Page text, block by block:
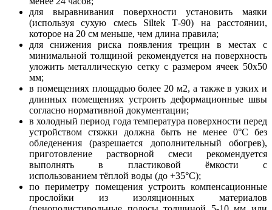
для выравнивания поверхности установить маяки
(используя сухую смесь Siltek Т-90) на расстоянии,
которое на 20 см меньше, чем длина правила;
для снижения риска появления трещин в местах с
минимальной толщиной рекомендуется на поверхность
уложить металлическую сетку с размером ячеек 50х50
мм;
в помещениях площадью более 20 м2, а также в узких и
длинных помещениях устроить деформационные швы
согласно нормативной документации;
в холодный период года температура поверхности перед
устройством стяжки должна быть не менее 0°С без
обледенения (разрешается дополнительный обогрев),
приготовление растворной смеси рекомендуется
выполнять в пластиковой ёмкости с
использованием тёплой воды (до +35°С);
по периметру помещения устроить компенсационные
прослойки из изоляционных материалов